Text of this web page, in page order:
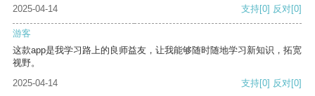
2025-04-14
支持[0] 反对[0]
游客
这款app是我学习路上的良师益友，让我能够随时随地学习新知识，拓宽
视野。
2025-04-14
支持[0] 反对[0]